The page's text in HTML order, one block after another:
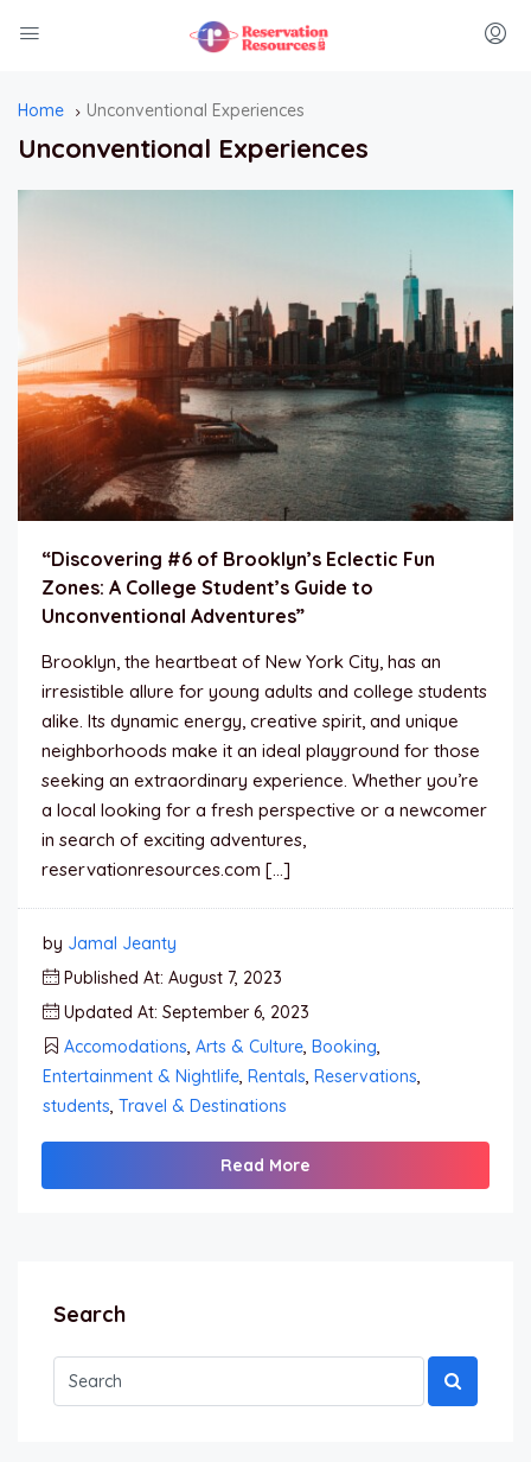
Home Unconventional Experiences
Unconventional Experiences
“Discovering #6 of Brooklyn’s Eclectic Fun
Zones: A College Student’s Guide to
Unconventional Adventures”
Brooklyn, the heartbeat of New York City, has an
irresistible allure for young adults and college students
alike. Its dynamic energy, creative spirit, and unique
neighborhoods make it an ideal playground for those
seeking an extraordinary experience. Whether you’re
a local looking for a fresh perspective or a newcomer
in search of exciting adventures,
reservationresources.com […]
by Jamal Jeanty
Published At: August 7, 2023
Updated At: September 6, 2023
Accomodations, Arts & Culture, Booking,
Entertainment & Nightlife, Rentals, Reservations,
students, Travel & Destinations
Read More
Search